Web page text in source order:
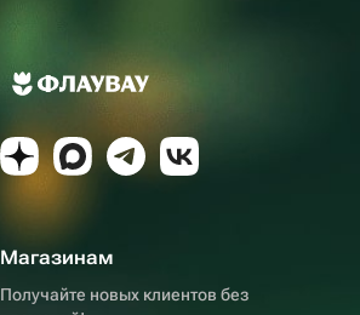
Магазинам
Получайте новых клиентов без